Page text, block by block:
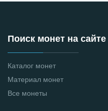
Поиск монет на сайте
Каталог монет
Материал монет
Все монеты